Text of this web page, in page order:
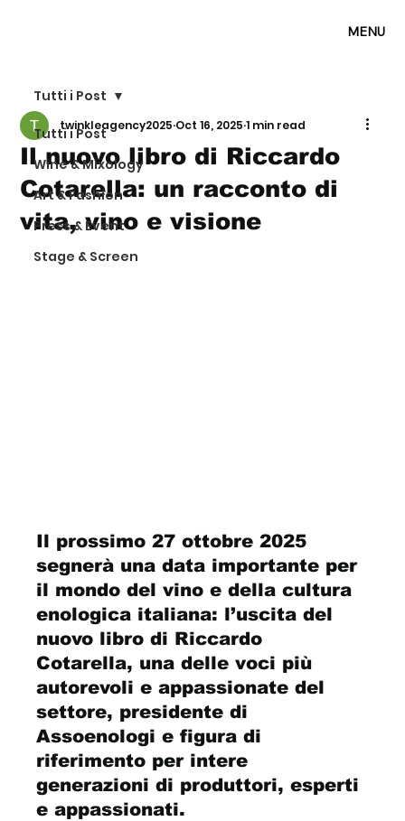
MENU
Tutti i Post
Wine & Mixology
Art & Fashion
Press & Event
Stage & Screen
Tutti i Post
Il nuovo libro di Riccardo
Cotarella: un racconto di
vita, vino e visione
twinkleagency2025 Oct 16, 2025 1 min read
Il prossimo 27 ottobre 2025
segnerà una data importante per
il mondo del vino e della cultura
enologica italiana: l’uscita del
nuovo libro di Riccardo
Cotarella, una delle voci più
autorevoli e appassionate del
settore, presidente di
Assoenologi e figura di
riferimento per intere
generazioni di produttori, esperti
e appassionati.